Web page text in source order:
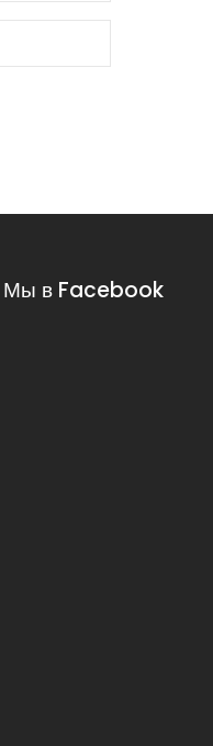
Мы в Facebook